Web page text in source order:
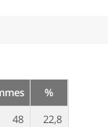
%
48
22,8